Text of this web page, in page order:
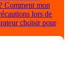
Comment mon
lors de
choisir pour